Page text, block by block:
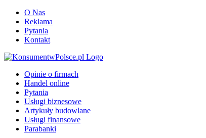
O Nas
Reklama
Pytania
Kontakt
Opinie o firmach
Handel online
Pytania
Usługi biznesowe
Artykuły budowlane
Usługi finansowe
Parabanki